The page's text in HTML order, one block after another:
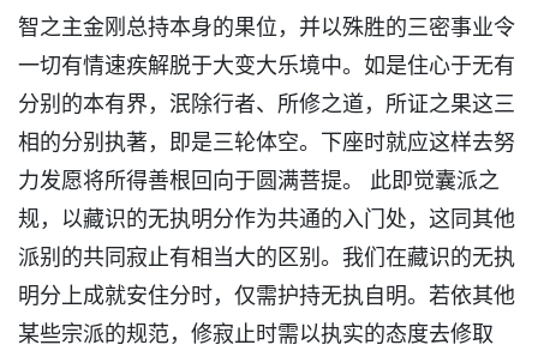
智之主金刚总持本身的果位，并以殊胜的三密事业令
一切有情速疾解脱于大变大乐境中。如是住心于无有
分别的本有界，泯除行者、所修之道，所证之果这三
相的分别执著，即是三轮体空。下座时就应这样去努
力发愿将所得善根回向于圆满菩提。 此即觉囊派之
规，以藏识的无执明分作为共通的入门处，这同其他
派别的共同寂止有相当大的区别。我们在藏识的无执
明分上成就安住分时，仅需护持无执自明。若依其他
某些宗派的规范，修寂止时需以执实的态度去修取